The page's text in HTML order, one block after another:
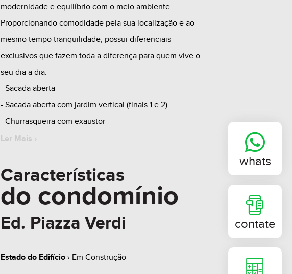
whats
contate
modernidade e equilíbrio com o meio ambiente.
Proporcionando comodidade pela sua localização e ao
mesmo tempo tranquilidade, possui diferenciais
exclusivos que fazem toda a diferença para quem vive o
seu dia a dia.
- Sacada aberta
- Sacada aberta com jardim vertical (finais 1 e 2)
- Churrasqueira com exaustor
- Espera para lareira com dutos individuais (finais 1, 2, 3 e
- Sistema para lareira de alto rendimento opcional (finais
1, 2, 3 e 4)
- Espera para ar-condicionado Split em todos ambientes
- Medidores de água, gás e energia individuais
insulados)
Ler Mais ›
Características
do condomínio
Ed. Piazza Verdi
Estado do Edifício › Em Construção